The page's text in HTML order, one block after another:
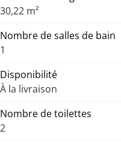
30,22 m²
Nombre de salles de bain
1
Disponibilité
À la livraison
Nombre de toilettes
2